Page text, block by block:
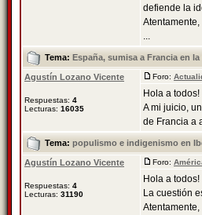
defiende la
Atentamente,
...
Tema: España, sumisa a Francia en
Agustín Lozano Vicente
Respuestas: 4
Lecturas: 16035
Foro:
Hola a todos!
A mi juicio,
de Francia a
Tema: populismo e indigenismo en
Agustín Lozano Vicente
Respuestas: 4
Lecturas: 31190
Foro:
Hola a todos!
La cuestión
Atentamente,